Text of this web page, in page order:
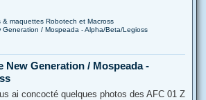
& maquettes Robotech et Macross
Generation / Mospeada - Alpha/Beta/Legioss
New Generation / Mospeada -
ai concocté quelques photos des AFC 01 Z